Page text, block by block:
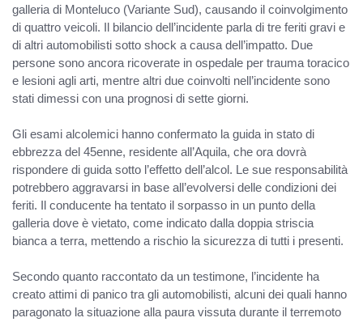
galleria di Monteluco (Variante Sud), causando il coinvolgimento
di quattro veicoli. Il bilancio dell’incidente parla di tre feriti gravi e
di altri automobilisti sotto shock a causa dell’impatto. Due
persone sono ancora ricoverate in ospedale per trauma toracico
e lesioni agli arti, mentre altri due coinvolti nell’incidente sono
stati dimessi con una prognosi di sette giorni.
Gli esami alcolemici hanno confermato la guida in stato di
ebbrezza del 45enne, residente all’Aquila, che ora dovrà
rispondere di guida sotto l’effetto dell’alcol. Le sue responsabilità
potrebbero aggravarsi in base all’evolversi delle condizioni dei
feriti. Il conducente ha tentato il sorpasso in un punto della
galleria dove è vietato, come indicato dalla doppia striscia
bianca a terra, mettendo a rischio la sicurezza di tutti i presenti.
Secondo quanto raccontato da un testimone, l’incidente ha
creato attimi di panico tra gli automobilisti, alcuni dei quali hanno
paragonato la situazione alla paura vissuta durante il terremoto